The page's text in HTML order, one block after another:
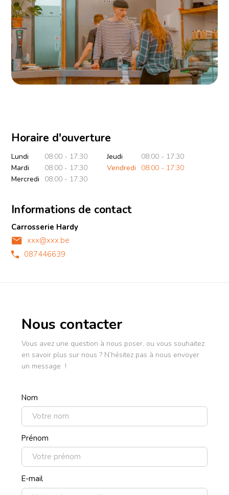
Horaire d'ouverture
Lundi
08:00 - 17:30
Mardi
08:00 - 17:30
Mercredi
08:00 - 17:30
Jeudi
08:00 - 17:30
Vendredi
08:00 - 17:30
Informations de contact
Carrosserie Hardy
xxx@xxx.be
087446639
Nous contacter
Vous avez une question à nous poser, ou vous souhaitez
en savoir plus sur nous ? N’hésitez pas à nous envoyer
un message !
Nom
Prénom
E-mail